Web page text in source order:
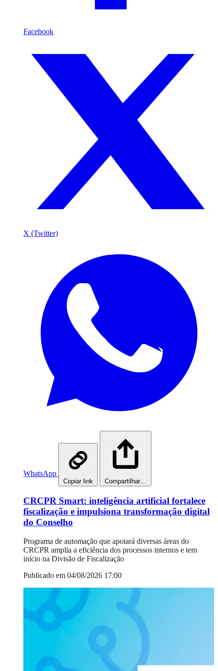
Facebook
X (Twitter)
WhatsApp
Copiar link Compartilhar…
CRCPR Smart: inteligência artificial fortalece
fiscalização e impulsiona transformação digital
do Conselho
Programa de automação que apoiará diversas áreas do
CRCPR amplia a eficiência dos processos internos e tem
início na Divisão de Fiscalização
Publicado em 04/08/2026 17:00